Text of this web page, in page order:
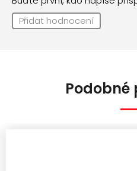
Přidat hodnocení